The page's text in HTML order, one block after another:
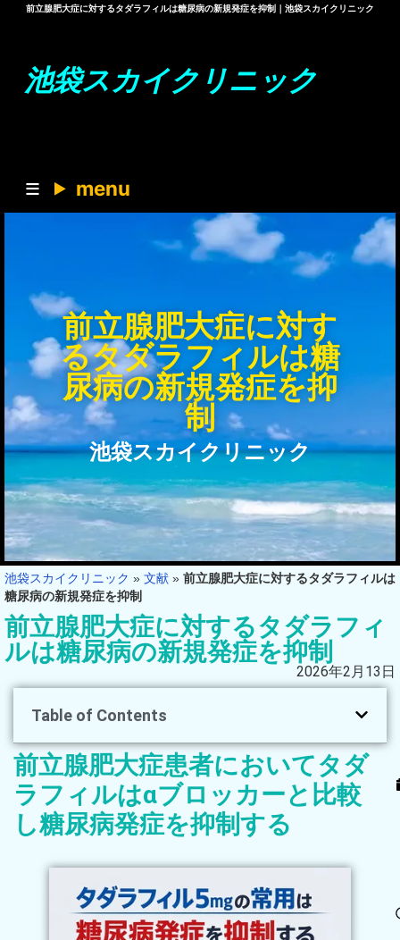
前立腺肥大症に対するタダラフィルは糖尿病の新規発症を抑制｜池袋スカイクリニック
池袋スカイクリニック
menu
前立腺肥大症に対す
るタダラフィルは糖
尿病の新規発症を抑
制
池袋スカイクリニック
池袋スカイクリニック » 文献 » 前立腺肥大症に対するタダラフィルは
糖尿病の新規発症を抑制
前立腺肥大症に対するタダラフィ
ルは糖尿病の新規発症を抑制
2026年2月13日
Table of Contents
前立腺肥大症患者においてタダ
ラフィルはαブロッカーと比較
し糖尿病発症を抑制する